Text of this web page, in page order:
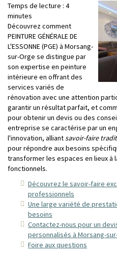
Temps de lecture : 4
minutes
Découvrez comment
PEINTURE GÉNÉRALE DE
L'ESSONNE (PGE) à Morsang-
sur-Orge se distingue par
son expertise en peinture
intérieure en offrant des
services variés de
rénovation avec une attention
garantir un résultat parfait, et
pour obtenir un devis ou des
entreprise se caractérise par un
l'innovation, alliantsavoir-faire
pour répondre aux besoins
transformer les espaces en lieux à
fonctionnels.
Découvrez le savoir-faire
professionnels
Une large variété de
besoins
Contactez-nous pour un
personnalisés à Morsang-
Foire aux questions